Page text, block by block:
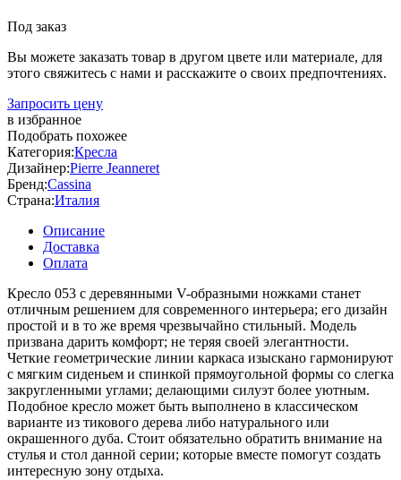
Под заказ
Вы можете заказать товар в другом цвете или материале, для
этого свяжитесь с нами и расскажите о своих предпочтениях.
Запросить цену
в избранное
Подобрать похожее
Категория:Кресла
Дизайнер:Pierre Jeanneret
Бренд:Cassina
Страна:Италия
Описание
Доставка
Оплата
Кресло 053 с деревянными V-образными ножками станет
отличным решением для современного интерьера; его дизайн
простой и в то же время чрезвычайно стильный. Модель
призвана дарить комфорт; не теряя своей элегантности.
Четкие геометрические линии каркаса изыскано гармонируют
с мягким сиденьем и спинкой прямоугольной формы со слегка
закругленными углами; делающими силуэт более уютным.
Подобное кресло может быть выполнено в классическом
варианте из тикового дерева либо натурального или
окрашенного дуба. Стоит обязательно обратить внимание на
стулья и стол данной серии; которые вместе помогут создать
интересную зону отдыха.